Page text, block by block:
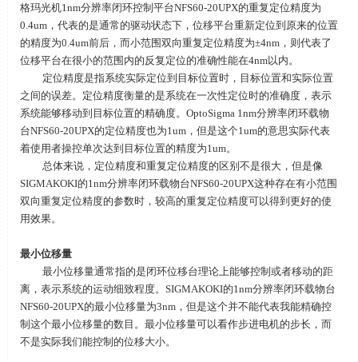
格玛光机1nm分辨率闭环控制平台NFS60-20UPX的重复定位精度为
0.4um，代表的是通常的驱动状态下，位移平台重新定位到原来的位置
的精度为0.4um前后，而小范围双向重复定位精度为±4nm，则代表了
位移平台在很小的范围内的反复定位的准确性能在4nm以内。
定位精度是指系统实际定位到目标位置时，目标位置和实际位置
之间的误差。定位精度衡量的是系统在一次性定位时的准确度，表示
系统能够移动到目标位置的精确度。OptoSigma 1nm分辨率闭环载物
台NFS60-20UPX的定位精度也为1um，但是这个1um的意思实际代表
着使用者操控单次达到目标位置的精度为1um。
总体来说，定位精度和重复定位精度的区别不是很大，但是像
SIGMAKOKI的1nm分辨率闭环载物台NFS60-20UPX这种存在有小范围
双向重复定位精度的参数时，较高的重复定位精度可以得到更好的使
用效果。
最小位移量
最小位移量通常指的是闭环位移台理论上能够控制或者移动的距
离，表示系统的运动细致程度。SIGMAKOKI的1nm分辨率闭环载物台
NFS60-20UPX的最小位移量为3nm，但是这个并不能代表我能精确控
制这个最小位移量的数目。最小位移量可以看作步进电机的步长，而
不是实际我们能控制的位移大小。